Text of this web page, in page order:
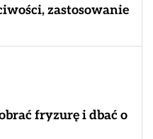
zastosowanie
fryzurę i dbać o